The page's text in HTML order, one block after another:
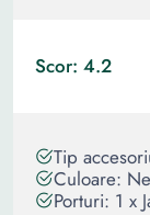
Scor: 4.2
Tip
Culoare:
Porturi: 1 x